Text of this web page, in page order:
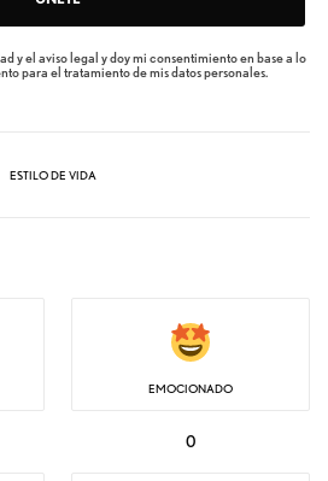
y el aviso legal y doy mi consentimiento en base a lo
para el tratamiento de mis datos personales.
ESTILO DE VIDA
EMOCIONADO
0